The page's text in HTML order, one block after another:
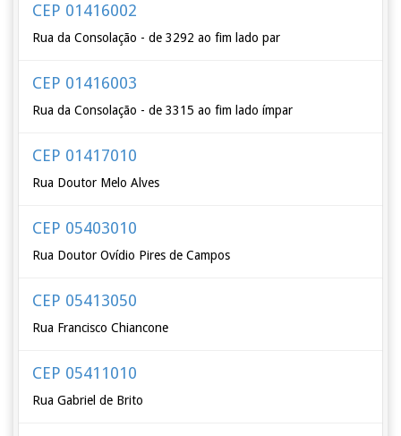
CEP 01416002
Rua da Consolação - de 3292 ao fim lado par
CEP 01416003
Rua da Consolação - de 3315 ao fim lado ímpar
CEP 01417010
Rua Doutor Melo Alves
CEP 05403010
Rua Doutor Ovídio Pires de Campos
CEP 05413050
Rua Francisco Chiancone
CEP 05411010
Rua Gabriel de Brito